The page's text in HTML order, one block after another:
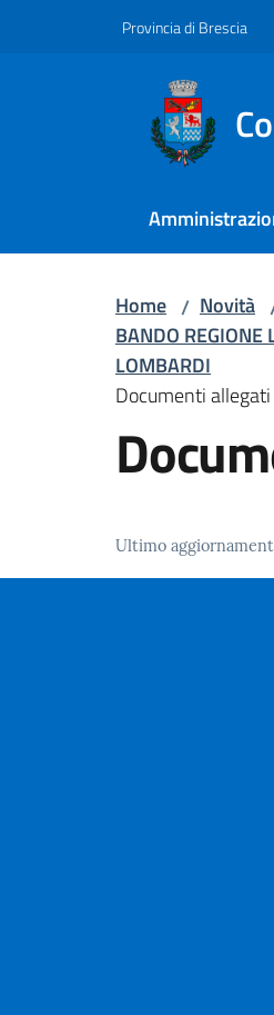
Provincia di Brescia
Home / Novità
BANDO REGIONE
LOMBARDI
Documenti allegati
Ultimo